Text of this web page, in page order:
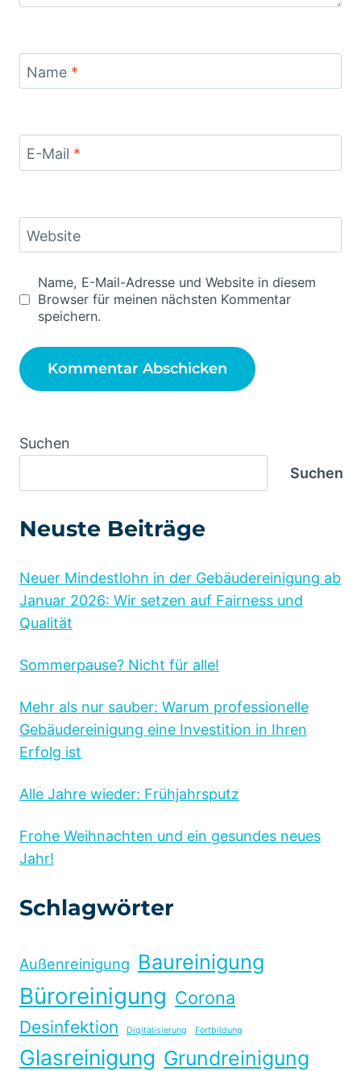
Name *
E-Mail *
Website
Name, E-Mail-Adresse und Website in diesem
Browser für meinen nächsten Kommentar
speichern.
Suchen
Suchen
Neuste Beiträge
Neuer Mindestlohn in der Gebäudereinigung ab
Januar 2026: Wir setzen auf Fairness und
Qualität
Sommerpause? Nicht für alle!
Mehr als nur sauber: Warum professionelle
Gebäudereinigung eine Investition in Ihren
Erfolg ist
Alle Jahre wieder: Frühjahrsputz
Frohe Weihnachten und ein gesundes neues
Jahr!
Schlagwörter
Außenreinigung Baureinigung
Büroreinigung Corona
Desinfektion Digitalisierung Fortbildung
Glasreinigung Grundreinigung